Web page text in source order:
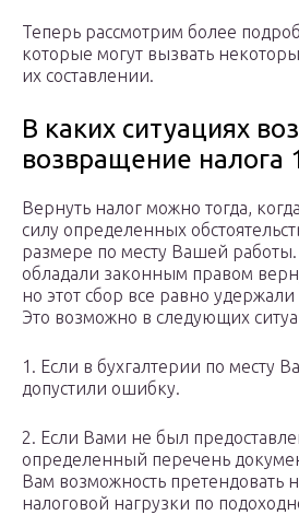
Теперь рассмотрим более
которые могут вызвать
их составлении.
В каких ситуациях
возвращение налога
Вернуть налог можно тогда,
силу определенных
размере по месту Вашей
обладали законным правом
но этот сбор все равно
Это возможно в следующих
1. Если в бухгалтерии по месту
допустили ошибку.
2. Если Вами не был
определенный перечень
Вам возможность претендовать
налоговой нагрузки по